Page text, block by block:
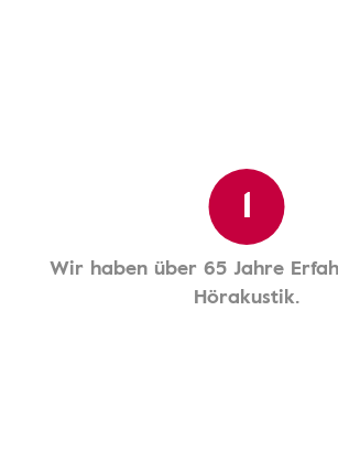
1
Wir haben über 65 Jahre
Hörakustik.